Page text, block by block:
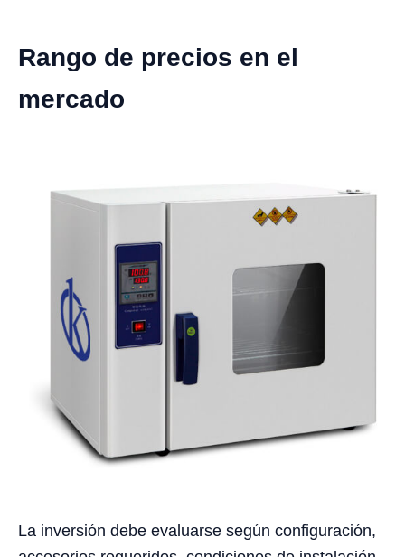
Rango de precios en el
mercado
La inversión debe evaluarse según configuración,